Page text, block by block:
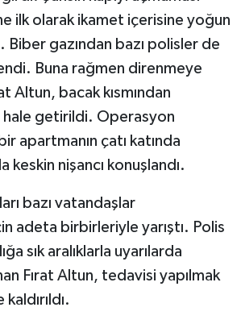
ilk olarak ikamet içerisine yoğun
Biber gazından bazı polisler de
Buna rağmen direnmeye
Altun, bacak kısmından
hale getirildi. Operasyon
apartmanın çatı katında
keskin nişancı konuşlandı.
bazı vatandaşlar
adeta birbirleriyle yarıştı. Polis
sık aralıklarla uyarılarda
Fırat Altun, tedavisi yapılmak